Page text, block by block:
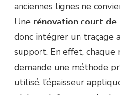
anciennes lignes ne
Une rénovation court de
donc intégrer un traçage
support. En effet, chaque
demande une méthode
utilisé, l’épaisseur